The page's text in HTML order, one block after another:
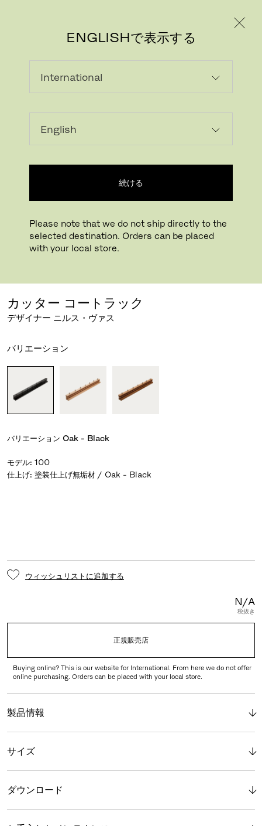
ENGLISHで表示する
続ける
Please note that we do not ship directly to the
selected destination. Orders can be placed
with your local store.
カッター コートラック
デザイナー ニルス・ヴァス
バリエーション
バリエーション Oak - Black
モデル: 100
仕上げ: 塗装仕上げ無垢材 / Oak - Black
ウィッシュリストに追加する
N/A
税抜き
正規販売店
Buying online? This is our website for International. From here we do not offer
online purchasing. Orders can be placed with your local store.
製品情報
サイズ
ダウンロード